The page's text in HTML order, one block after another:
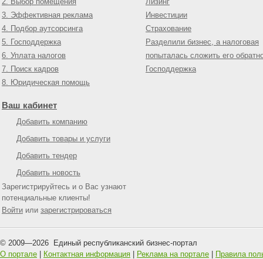
3. Эффективная реклама
4. Подбор аутсорсинга
5. Господдержка
6. Уплата налогов
7. Поиск кадров
8. Юридическая помощь
Инвестиции
Страхование
Разделили бизнес, а налоговая
попыталась сложить его
Господдержка
Ваш кабинет
Добавить компанию
Добавить товары и услуги
Добавить тендер
Добавить новость
Зарегистрируйтесь и о Вас узнают
потенциальные клиенты!
Войти или зарегистрироваться
© 2009—2026 Единый республиканский бизнес-портал
О портале
Контактная информация Реклама на портале Правила